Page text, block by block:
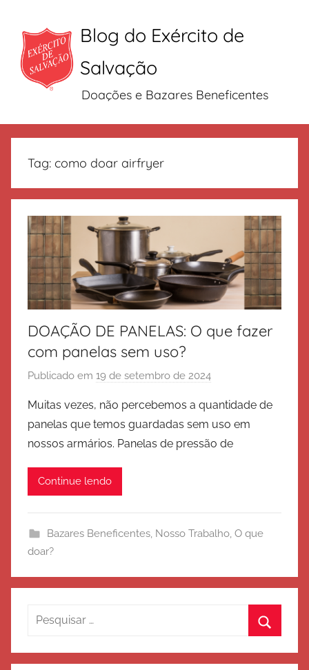
conteúdo
Blog do Exército de
Salvação
Doações e Bazares Beneficentes
Tag: como doar airfryer
DOAÇÃO DE PANELAS: O que fazer
com panelas sem uso?
Publicado em 19 de setembro de 2024
r
E
x
t
e
v
Muitas vezes, não percebemos a quantidade de
panelas que temos guardadas sem uso em
nossos armários. Panelas de pressão de
Continue lendo
Bazares Beneficentes, Nosso Trabalho, O que
doar?
Pesquisar